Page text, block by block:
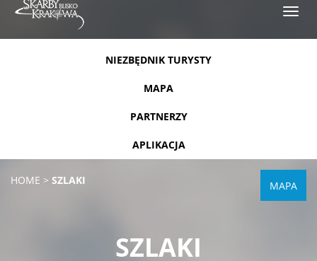
NIEZBĘDNIK TURYSTY
MAPA
PARTNERZY
APLIKACJA
HOME > SZLAKI MAPA
SZLAKI